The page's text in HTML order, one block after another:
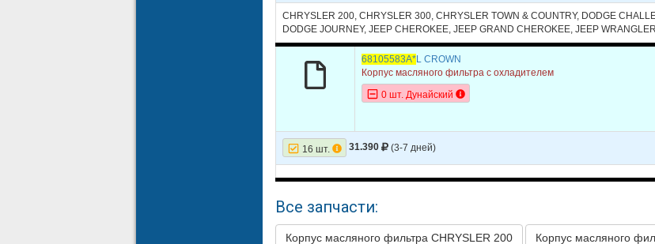
31 JEEP GRAND CHEROKEE 2014
JEEP WRANGLER
JEEP WRANGLER
35 RAM 1500
CHRYSLER 200, CHRYSLER 300, CHRYSLER TOWN & COUNTRY, DODGE
DODGE JOURNEY, JEEP CHEROKEE, JEEP GRAND CHEROKEE, JEEP
68105583A*L CROWN
Корпус масляного фильтра с охладителем
0 шт. Дунайский
16 шт. 31.390 (3-7 дней)
Все запчасти:
Корпус масляного фильтра CHRYSLER 200 Корпус масляного